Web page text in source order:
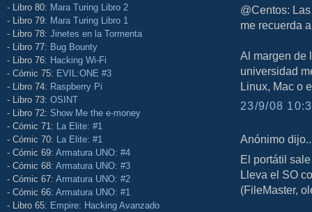
- Libro 80: Mara Turing Libro 2
- Libro 79: Mara Turing Libro 1
- Libro 78: Jinetes en la Tormenta
- Libro 77: Bug Bounty
- Libro 76: Hacking Wi-Fi
- Cómic 75: EVIL:ONE #3
- Libro 74: Raspberry Pi
- Libro 73: OSINT
- Libro 72: Show Me the e-money
- Cómic 71: La Elite: #1
- Cómic 70: La Elite: #1
- Cómic 69: Armatura UNO: #4
- Cómic 68: Armatura UNO: #3
- Cómic 67: Armatura UNO: #2
- Cómic 66: Armatura UNO: #1
- Libro 65: Empire: Hacking Avanzado
@Centos:
me recuerda
Al margen de
universidad
Linux, Mac o
23/9/08
Anónimo
El portátil
Lleva el SO
(FileMaster,